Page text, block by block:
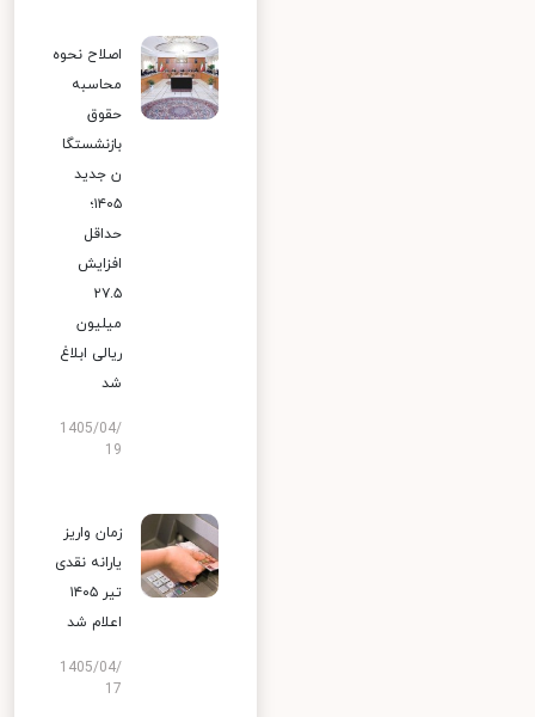
اصلاح نحوه
محاسبه
حقوق
بازنشستگا
ن جدید
۱۴۰۵؛
حداقل
افزایش
۲۷.۵
میلیون
ریالی ابلاغ
شد
1405/04/
19
زمان واریز
یارانه نقدی
تیر ۱۴۰۵
اعلام شد
1405/04/
17